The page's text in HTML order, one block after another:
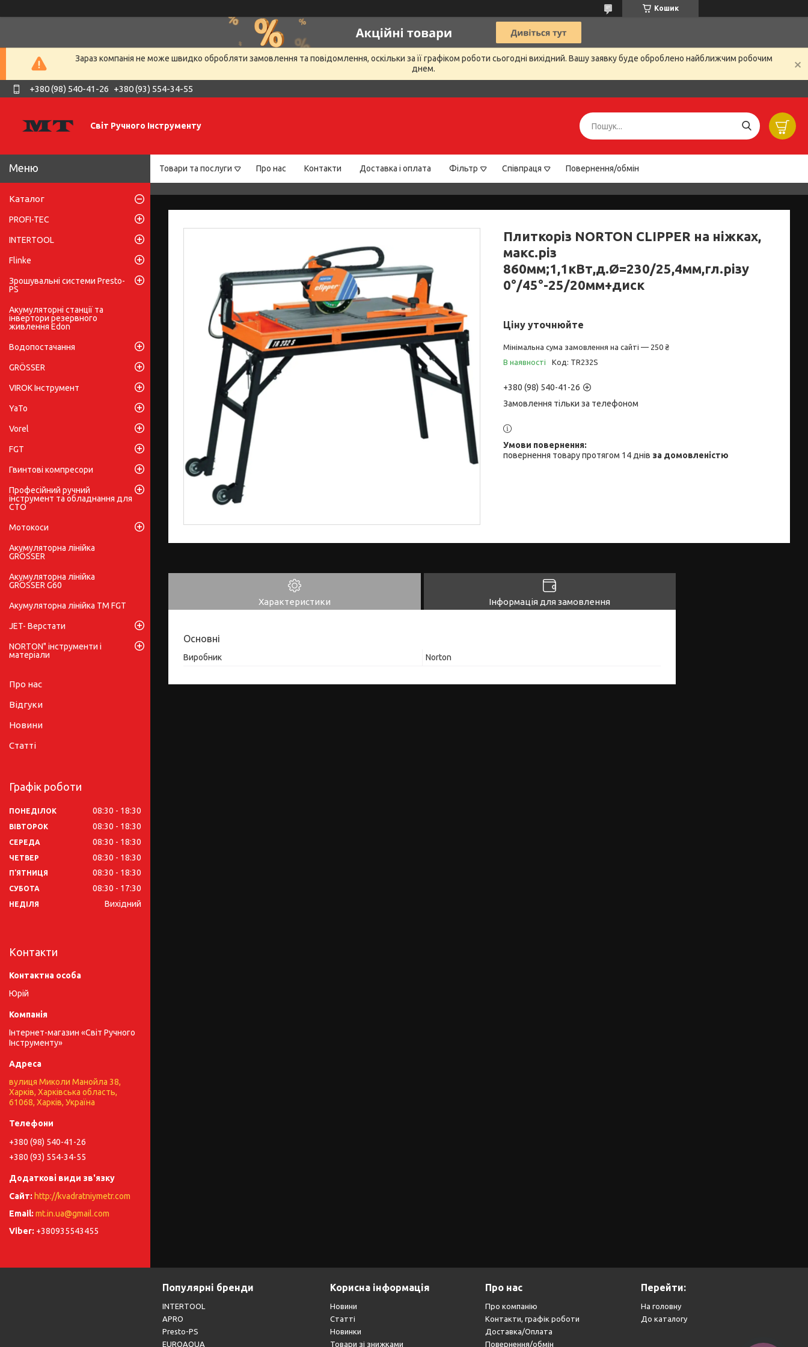
Кошик
Зараз компанія не може швидко обробляти замовлення та повідомлення, оскільки за її графіком роботи сьогодні вихідний. Вашу заявку буде оброблено найближчим робочим
днем.
+380 (98) 540-41-26 +380 (93) 554-34-55
Світ Ручного Інструменту
Товари та послуги Про нас Контакти Доставка і оплата Фільтр Співпраця Повернення/обмін
Плиткоріз NORTON CLIPPER на ніжках,
макс.різ
860мм;1,1кВт,д.Ø=230/25,4мм,гл.різу
0°/45°-25/20мм+диск
Ціну уточнюйте
Мінімальна сума замовлення на сайті — 250 ₴
В наявності
Код: TR232S
+380 (98) 540-41-26
Замовлення тільки за телефоном
повернення товару протягом 14 днів за домовленістю
Характеристики Інформація для замовлення
Основні
Виробник Norton
Каталог
PROFI-TEC
INTERTOOL
Flinke
Зрошувальні системи Presto-
PS
Акумуляторні станції та
інвертори резервного
живлення Edon
Водопостачання
GRÖSSER
VIROK Інструмент
YaTo
Vorel
FGT
Гвинтові компресори
Професійний ручний
інструмент та обладнання для
СТО
Мотокоси
Акумуляторна лінійка
GRÖSSER
Акумуляторна лінійка
GRÖSSER G60
Акумуляторна лінійка ТМ FGT
JET- Верстати
NORTON" інструменти і
матеріали
Про нас
Відгуки
Новини
Статті
Графік роботи
ПОНЕДІЛОК 08:30 18:30
ВІВТОРОК 08:30 18:30
СЕРЕДА 08:30 18:30
ЧЕТВЕР 08:30 18:30
ПʼЯТНИЦЯ 08:30 18:30
СУБОТА 08:30 17:30
НЕДІЛЯ Вихідний
Контакти
Юрій
Інтернет-магазин «Світ Ручного
Інструменту»
вулиця Миколи Манойла 38,
Харків, Харківська область,
61068, Харків, Україна
+380 (98) 540-41-26
+380 (93) 554-34-55
http://kvadratniymetr.com
mt.in.ua@gmail.com
+380935543455
Популярні бренди
INTERTOOL
APRO
Presto-PS
EUROAQUA
Корисна інформація
Новини
Статті
Новинки
Товари зі знижками
Про нас
Про компанію
Контакти, графік роботи
Доставка/Оплата
Повернення/обмін
Перейти:
На головну
До каталогу